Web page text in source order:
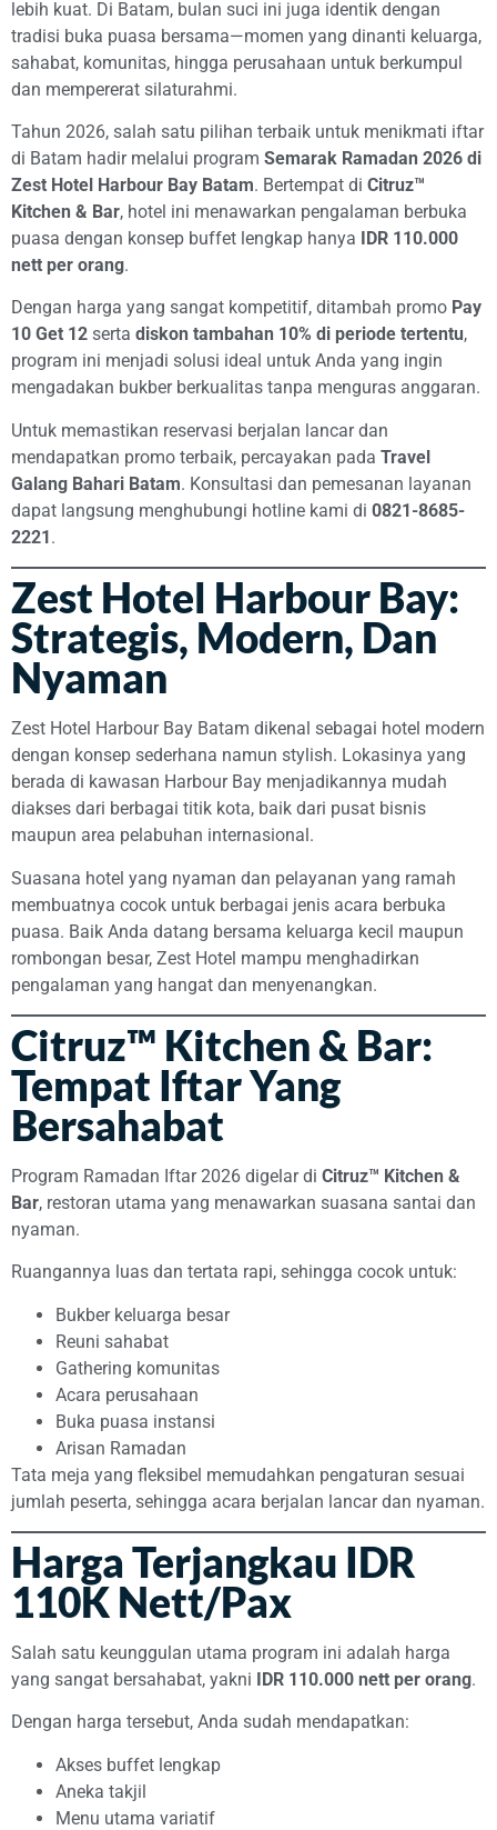
lebih kuat. Di Batam, bulan suci ini juga identik dengan
tradisi buka puasa bersama—momen yang dinanti keluarga,
sahabat, komunitas, hingga perusahaan untuk berkumpul
dan mempererat silaturahmi.
Tahun 2026, salah satu pilihan terbaik untuk menikmati iftar
di Batam hadir melalui program Semarak Ramadan 2026 di
Zest Hotel Harbour Bay Batam. Bertempat di Citruz™
Kitchen & Bar, hotel ini menawarkan pengalaman berbuka
puasa dengan konsep buffet lengkap hanya IDR 110.000
nett per orang.
Dengan harga yang sangat kompetitif, ditambah promo Pay
10 Get 12 serta diskon tambahan 10% di periode tertentu,
program ini menjadi solusi ideal untuk Anda yang ingin
mengadakan bukber berkualitas tanpa menguras anggaran.
Untuk memastikan reservasi berjalan lancar dan
mendapatkan promo terbaik, percayakan pada Travel
Galang Bahari Batam. Konsultasi dan pemesanan layanan
dapat langsung menghubungi hotline kami di 0821-8685-
2221.
Zest Hotel Harbour Bay:
Strategis, Modern, Dan
Nyaman
Zest Hotel Harbour Bay Batam dikenal sebagai hotel modern
dengan konsep sederhana namun stylish. Lokasinya yang
berada di kawasan Harbour Bay menjadikannya mudah
diakses dari berbagai titik kota, baik dari pusat bisnis
maupun area pelabuhan internasional.
Suasana hotel yang nyaman dan pelayanan yang ramah
membuatnya cocok untuk berbagai jenis acara berbuka
puasa. Baik Anda datang bersama keluarga kecil maupun
rombongan besar, Zest Hotel mampu menghadirkan
pengalaman yang hangat dan menyenangkan.
Citruz™ Kitchen & Bar:
Tempat Iftar Yang
Bersahabat
Program Ramadan Iftar 2026 digelar di Citruz™ Kitchen &
Bar, restoran utama yang menawarkan suasana santai dan
nyaman.
Ruangannya luas dan tertata rapi, sehingga cocok untuk:
Bukber keluarga besar
Reuni sahabat
Gathering komunitas
Acara perusahaan
Buka puasa instansi
Arisan Ramadan
Tata meja yang fleksibel memudahkan pengaturan sesuai
jumlah peserta, sehingga acara berjalan lancar dan nyaman.
Harga Terjangkau IDR
110K Nett/Pax
Salah satu keunggulan utama program ini adalah harga
yang sangat bersahabat, yakni IDR 110.000 nett per orang.
Dengan harga tersebut, Anda sudah mendapatkan:
Akses buffet lengkap
Aneka takjil
Menu utama variatif